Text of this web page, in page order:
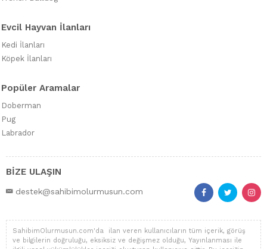
Evcil Hayvan İlanları
Kedi İlanları
Köpek İlanları
Popüler Aramalar
Doberman
Pug
Labrador
BİZE ULAŞIN
destek@sahibimolurmusun.com
SahibimOlurmusun.com'da ilan veren kullanıcıların tüm içerik, görüş
ve bilgilerin doğruluğu, eksiksiz ve değişmez olduğu, Yayınlanması ile